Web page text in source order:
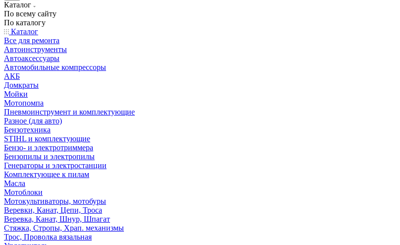
Каталог
По всему сайту
По каталогу
Каталог
Все для ремонта
Автоинструменты
Автоаксессуары
Автомобильные компрессоры
АКБ
Домкраты
Мойки
Мотопомпа
Пневмоинструмент и комплектующие
Разное (для авто)
Бензотехника
STIHL и комплектующие
Бензо- и электротриммера
Бензопилы и электропилы
Генераторы и электростанции
Комплектующее к пилам
Масла
Мотоблоки
Мотокультиваторы, мотобуры
Веревки, Канат, Цепи, Троса
Веревка, Канат, Шнур, Шпагат
Стяжка, Стропы, Храп. механизмы
Трос, Проволка вязальная